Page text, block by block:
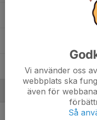
Zid Knifström
Ledare
John Oknelid
Vi använder oss
webbplats ska
även för
Så